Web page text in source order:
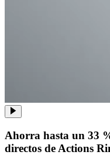
Ahorra hasta un 33
directos de Actions